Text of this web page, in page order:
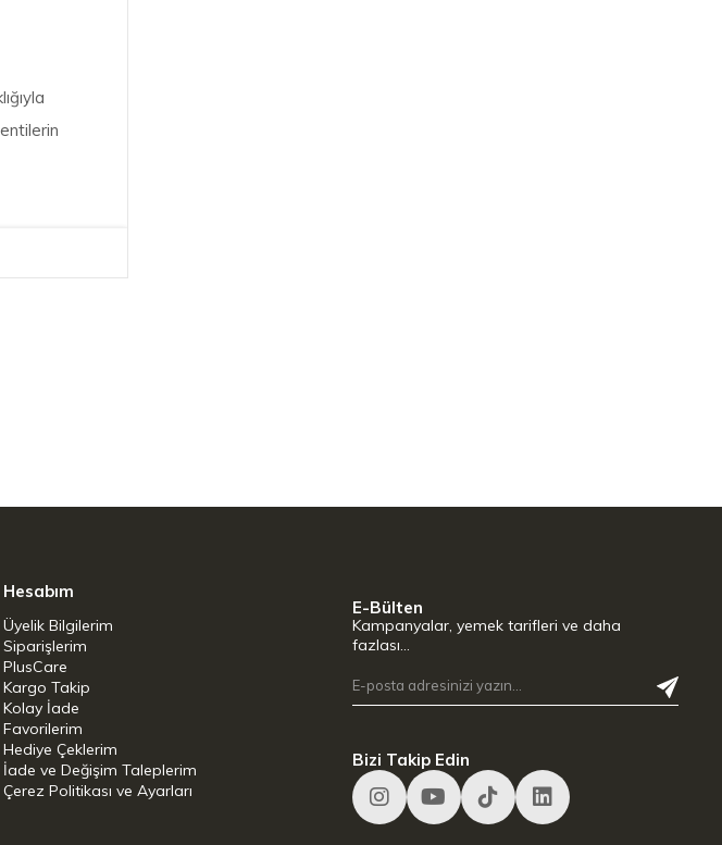
ve 20
bir o
pratik hale
Hesabım
Üyelik Bilgilerim
Siparişlerim
PlusCare
Kargo Takip
Kolay İade
Favorilerim
Hediye Çeklerim
İade ve Değişim Taleplerim
Çerez Politikası ve Ayarları
E-Bülten
Kampanyalar, yemek tarifleri ve daha
fazlası…
Bizi Takip Edin